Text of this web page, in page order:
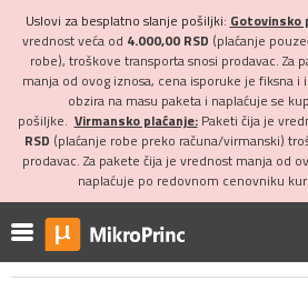
Uslovi za besplatno slanje pošiljki: Gotovinsko
vrednost veća od 4.000,00 RSD (plaćanje
robe), troškove transporta snosi prodavac. Za
manja od ovog iznosa, cena isporuke je fiksna i
obzira na masu paketa i naplaćuje se
pošiljke. Virmansko plaćanje:Paketi čija je
RSD (plaćanje robe preko računa/virmanski)
prodavac. Za pakete čija je vrednost manja od
naplaćuje po redovnom cenovniku